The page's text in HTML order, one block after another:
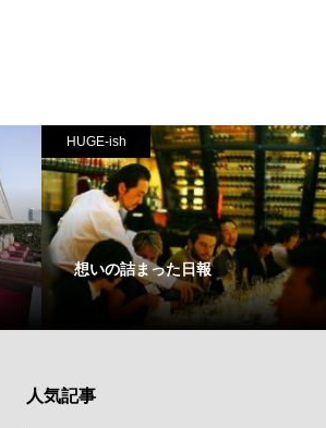
HUGE-ish
想いの詰まった日報
人気記事